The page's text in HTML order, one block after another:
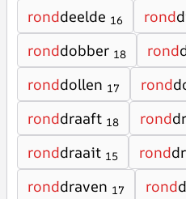
ronddeelde 16 rond
ronddobber 18 rond
ronddollen 17 rond
ronddraaft 18 rond
ronddraait 15 rond
ronddraven 17 rond